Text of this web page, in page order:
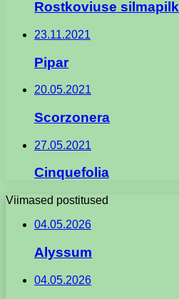
Rostkoviuse silmapilk
23.11.2021
Pipar
20.05.2021
Scorzonera
27.05.2021
Cinquefolia
Viimased postitused
04.05.2026
Alyssum
04.05.2026